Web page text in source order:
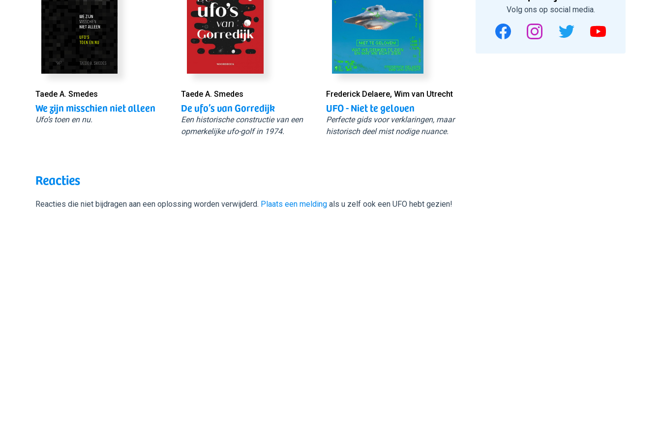
Taede A. Smedes
We zijn misschien niet alleen
Ufo’s toen en nu.
Taede A. Smedes
De ufo’s van Gorredijk
Een historische constructie van een
opmerkelijke ufo-golf in 1974.
Frederick Delaere, Wim van Utrecht
UFO - Niet te geloven
Perfecte gids voor verklaringen, maar
historisch deel mist nodige nuance.
Reacties
Reacties die niet bijdragen aan een oplossing worden verwijderd. Plaats een melding als u zelf ook een UFO hebt gezien!
Volg ons op social media.